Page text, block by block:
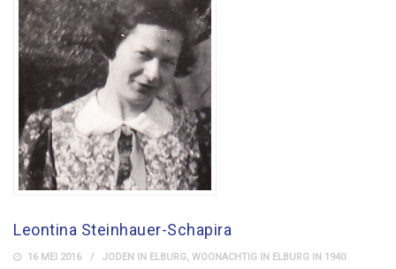
Leontina Steinhauer-Schapira
16 MEI 2016 JODEN IN ELBURG, WOONACHTIG IN ELBURG IN 1940